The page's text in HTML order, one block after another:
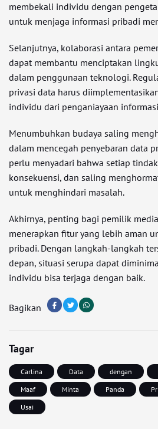
membekali individu dengan
untuk menjaga informasi pribadi
Selanjutnya, kolaborasi antara
dapat membantu menciptakan
dalam penggunaan teknologi.
privasi data harus
individu dari penganiayaan
Menumbuhkan budaya saling
dalam mencegah penyebaran data
perlu menyadari bahwa setiap
konsekuensi, dan saling
untuk menghindari masalah.
Akhirnya, penting bagi pemilik
menerapkan fitur yang lebih aman
pribadi. Dengan langkah-langkah
depan, situasi serupa dapat
individu bisa terjaga dengan baik.
Bagikan
Tagar
Carlina Data dengan
Maaf
Minta Panda
Usai